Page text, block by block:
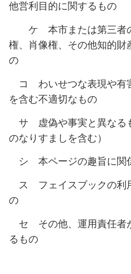
他営利目的に関するもの
ケ 本市または第三者
権、肖像権、その他知的財
の
コ わいせつな表現や有
を含む不適切なもの
サ 虚偽や事実と異なる
のなりすましを含む）
シ 本ページの趣旨に関
ス フェイスブックの利
の
セ その他、運用責任者
るもの